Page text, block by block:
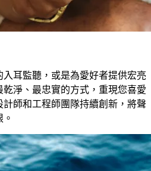
耳監聽，或是為愛好者提供宏亮
淨、最忠實的方式，重現您喜愛
師和工程師團隊持續創新，將聲